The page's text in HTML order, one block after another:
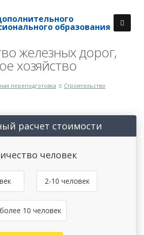
образования
железных дорог,
хозяйство
переподготовка Строительство
расчет стоимости
человек
2-10 человек
более 10 человек